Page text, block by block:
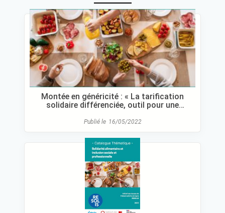
Montée en généricité : « La tarification
solidaire différenciée, outil pour une
Publié le 16/05/2022